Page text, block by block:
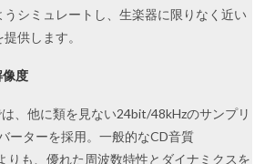
シミュレートし、生楽器に限りなく近い
供します。
度
、他に類を見ない24bit/48kHzのサンプリ
ーターを採用。一般的なCD音質
りも、優れた周波数特性とダイナミクスを